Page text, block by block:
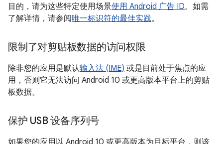
目的，请为这些特定使用场景使用 Android 广告 ID。如需
了解详情，请参阅唯一标识符的最佳实践。
限制了对剪贴板数据的访问权限
除非您的应用是默认输入法 (IME) 或是目前处于焦点的应
用，否则它无法访问 Android 10 或更高版本平台上的剪贴
板数据。
保护 USB 设备序列号
如果您的应用以 Android 10 或更高版本为目标平台，则该